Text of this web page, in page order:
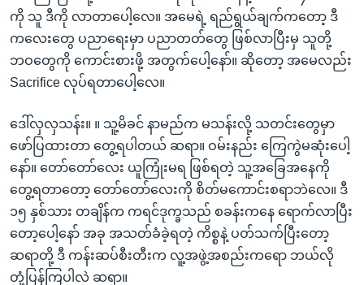
ကို သူ ဒီကို လာတာပေါ့လေ။ အမေရဲ့ ရည်ရွယ်ချက်ကတော့ ဒီ
ကလေးတွေ ပညာရေးမှာ ပညာတတ်တွေ ဖြစ်လာပြီးမှ သူတို့
ဘဝတွေကို ကောင်းစားဖို့ အတွက်ပေါ့နော်။ ဆိုတော့ အမေလည်း
Sacrifice လုပ်ရတာပေါ့လေ။
ဒေါ်လှလှသန်း။ ။ သူ့မိခင် နာမည်က မသန်းလို့ သတင်းတွေမှာ
ဖော်ပြထားတာ တွေ့ရပါတယ် ဆရာ။ ဝမ်းနည်း ကြေကွဲမဆုံးပေါ့
နော်။ တော်တော်လေး ယူကြုံးမရ ဖြစ်ရတဲ့ သူ့အခြေအနေကို
တွေ့ရတာတော့ တော်တော်လေးကို စိတ်မကောင်းစရာဘဲလေ။ ဒီ
၁၅ နှစ်သား တချိန်က ကရင်ဒုက္ခသည် စခန်းကနေ ရောက်လာပြီး
တော့ပေါ့နော် အခု အသတ်ခံခဲ့ရတဲ့ ကိစ္စနဲ့ ပတ်သက်ပြီးတော့
ဆရာတို့ ဒီ ကန်းဆပ်စီးတီးက လူ့အဖွဲ့အစည်းကရော ဘယ်လို
တုံ့ပြန်ကြပါလဲ ဆရာ။